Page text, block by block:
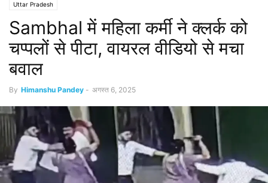
Uttar Pradesh
Sambhal में महिला कर्मी ने क्लर्क को
चप्पलों से पीटा, वायरल वीडियो से मचा
बवाल
By Himanshu Pandey - अगस्त 6, 2025